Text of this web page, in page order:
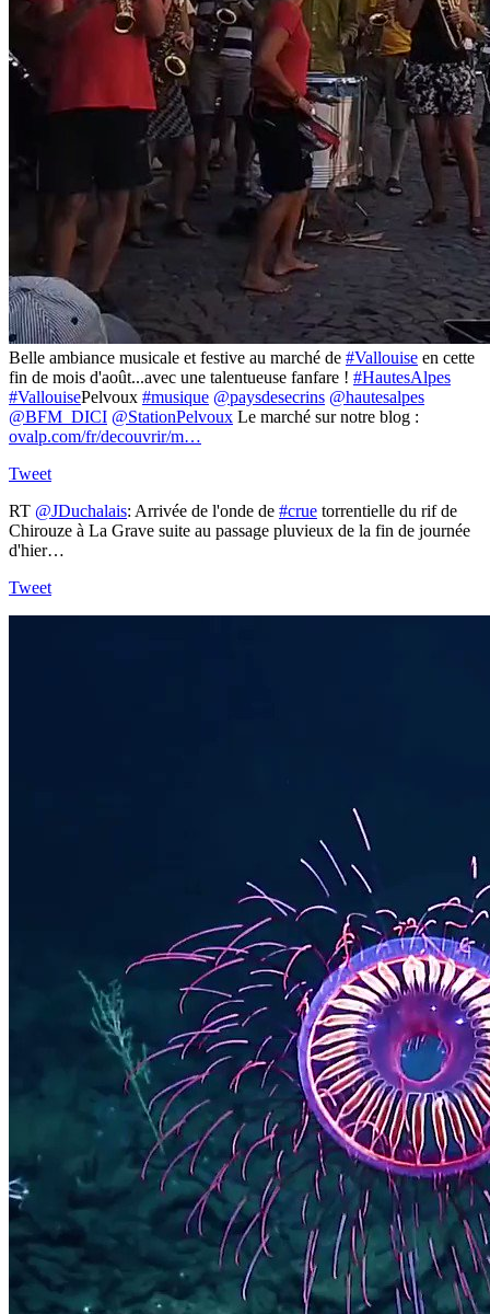
Belle ambiance musicale et festive au marché de #Vallouise en cette
fin de mois d'août...avec une talentueuse fanfare ! #HautesAlpes
#VallouisePelvoux #musique @paysdesecrins @hautesalpes
@BFM_DICI @StationPelvoux Le marché sur notre blog :
ovalp.com/fr/decouvrir/m…
Tweet
RT @JDuchalais: Arrivée de l'onde de #crue torrentielle du rif de
Chirouze à La Grave suite au passage pluvieux de la fin de journée
d'hier…
Tweet